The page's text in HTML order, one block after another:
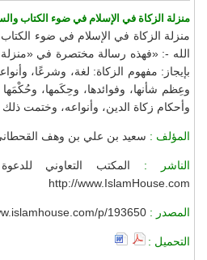
منزلة الزكاة في الإسلام في ضوء الكتاب
منزلة الزكاة في الإسلام في ضوء
الله -: «فهذه رسالة مختصرة في «منزلة
بإيجاز: مفهوم الزكاة: لغة، وشرعًا،
وعِظم شأنها، وفوائدها، وحِكَمها،
وأحكام زكاة الدين، وأنواعه، وختمت
المؤلف : سعيد بن علي بن وهف
الناشر : المكتب التعاوني
http://www.IslamHouse.com
المصدر : p/193650
التحميل :